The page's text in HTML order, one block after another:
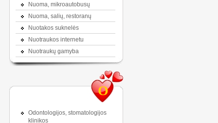
Nuoma, mikroautobusų
Nuoma, salių, restoranų
Nuotakos suknelės
Nuotraukos internetu
Nuotraukų gamyba
O
Odontologijos, stomatologijos
klinikos